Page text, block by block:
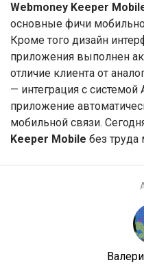
Webmoney Keeper
основные фичи
Кроме того дизайн
приложения выполнен
отличие клиента от
— интеграция с системой
приложение
мобильной связи.
Keeper Mobile без